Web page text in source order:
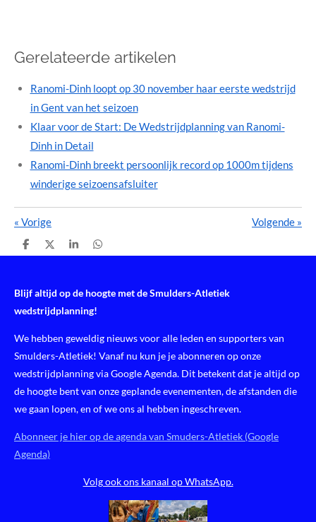
Gerelateerde artikelen
Ranomi-Dinh loopt op 30 november haar eerste wedstrijd
in Gent van het seizoen
Klaar voor de Start: De Wedstrijdplanning van Ranomi-
Dinh in Detail
Ranomi-Dinh breekt persoonlijk record op 1000m tijdens
winderige seizoensafsluiter
« Vorige Volgende »
D
e
n
D
e
S
h
e
D
e
n
Blijf altijd op de hoogte met de Smulders-Atletiek
wedstrijdplanning!
We hebben geweldig nieuws voor alle leden en supporters van
Smulders-Atletiek! Vanaf nu kun je je abonneren op onze
wedstrijdplanning via Google Agenda. Dit betekent dat je altijd op
de hoogte bent van onze geplande evenementen, de afstanden die
we gaan lopen, en of we ons al hebben ingeschreven.
Abonneer je hier op de agenda van Smuders-Atletiek (Google
Agenda)
Volg ook ons kanaal op WhatsApp.